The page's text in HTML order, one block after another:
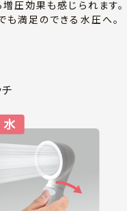
圧効果も感じられます。
満足のできる水圧へ。